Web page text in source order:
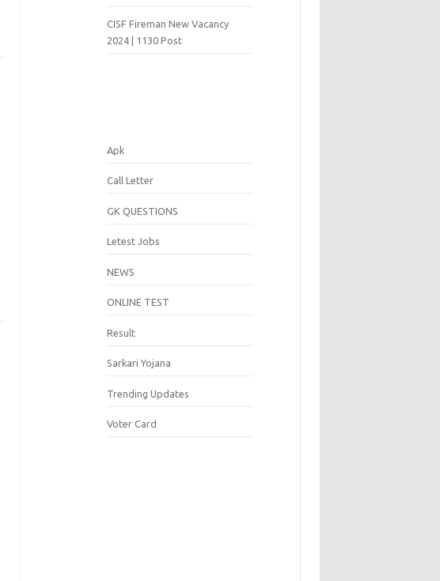
CISF Fireman New Vacancy
2024 | 1130 Post
Apk
Call Letter
GK QUESTIONS
Letest Jobs
NEWS
ONLINE TEST
Result
Sarkari Yojana
Trending Updates
Voter Card